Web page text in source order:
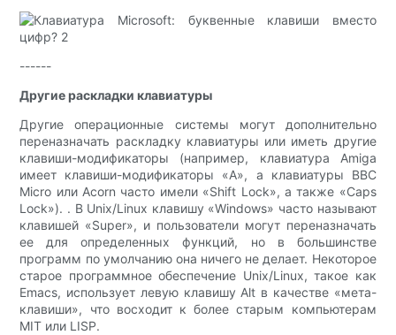
------
Другие раскладки клавиатуры
Другие операционные системы могут дополнительно
переназначать раскладку клавиатуры или иметь другие
клавиши-модификаторы (например, клавиатура Amiga
имеет клавиши-модификаторы «A», а клавиатуры BBC
Micro или Acorn часто имели «Shift Lock», а также «Caps
Lock»). . В Unix/Linux клавишу «Windows» часто называют
клавишей «Super», и пользователи могут переназначать
ее для определенных функций, но в большинстве
программ по умолчанию она ничего не делает. Некоторое
старое программное обеспечение Unix/Linux, такое как
Emacs, использует левую клавишу Alt в качестве «мета-
клавиши», что восходит к более старым компьютерам
MIT или LISP.